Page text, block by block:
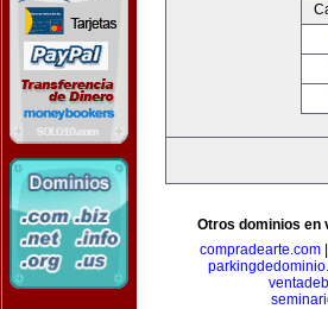
Otros dominios en
compradearte.com